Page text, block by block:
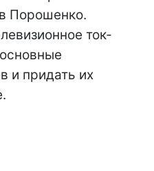
Порошенко.
ток-
и придать их